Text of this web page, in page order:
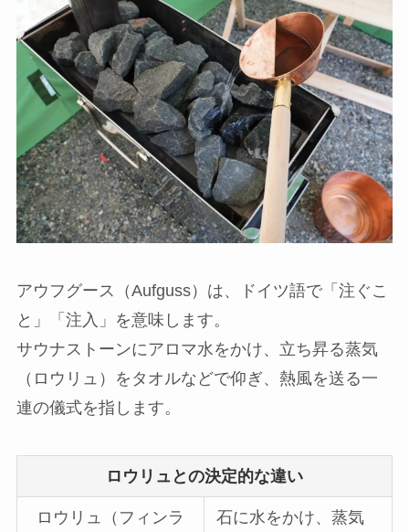
アウフグース（Aufguss）は、ドイツ語で「注ぐこ
と」「注入」を意味します。
サウナストーンにアロマ水をかけ、立ち昇る蒸気
（ロウリュ）をタオルなどで仰ぎ、熱風を送る一
連の儀式を指します。
ロウリュとの決定的な違い
ロウリュ（フィンラ
石に水をかけ、蒸気